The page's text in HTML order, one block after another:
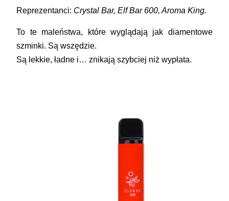
Reprezentanci: Crystal Bar, Elf Bar 600, Aroma King.
To te maleństwa, które wyglądają jak diamentowe
szminki. Są wszędzie.
Są lekkie, ładne i… znikają szybciej niż wypłata.